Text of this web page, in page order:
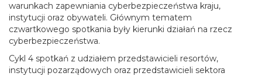
warunkach zapewniania cyberbezpieczeństwa kraju,
instytucji oraz obywateli. Głównym tematem
czwartkowego spotkania były kierunki działań na rzecz
cyberbezpieczeństwa.
Cykl 4 spotkań z udziałem przedstawicieli resortów,
instytucji pozarządowych oraz przedstawicieli sektora